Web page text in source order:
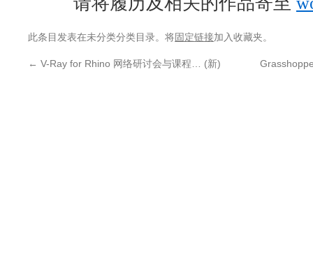
此条目发表在未分类分类目录。将固定链接加入收藏夹。
← V-Ray for Rhino 网络研讨会与课程… (新)